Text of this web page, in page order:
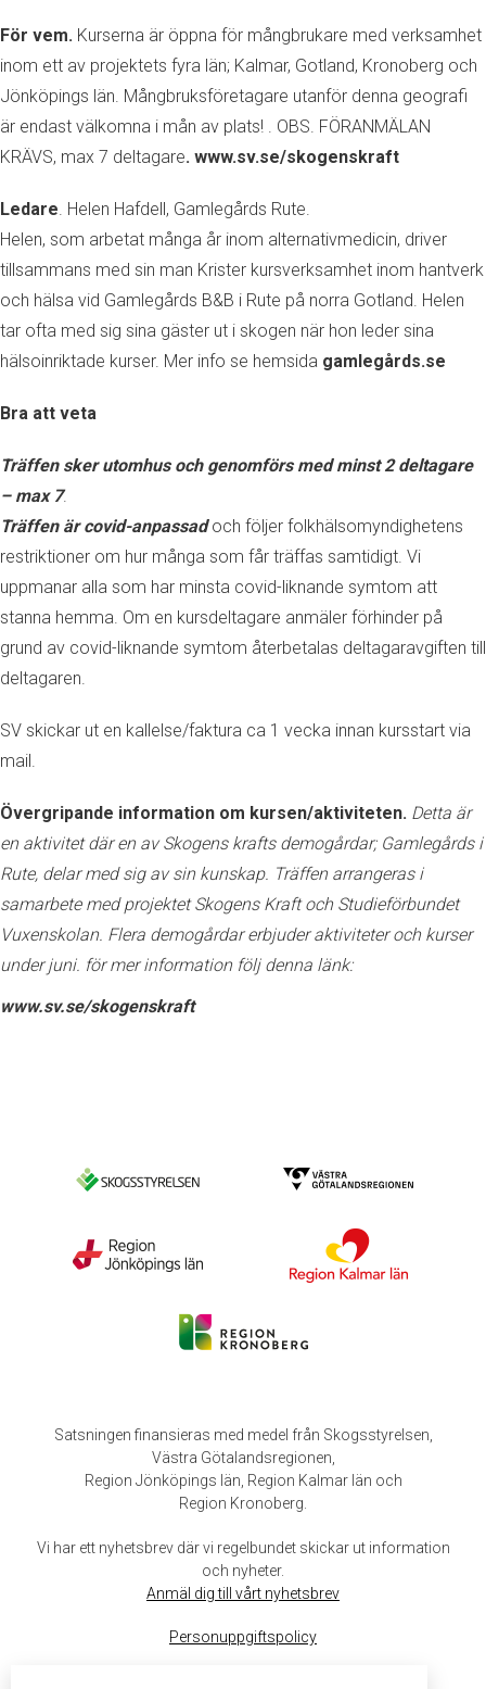
För vem. Kurserna är öppna för mångbrukare med verksamhet
inom ett av projektets fyra län; Kalmar, Gotland, Kronoberg och
Jönköpings län. Mångbruksföretagare utanför denna geografi
är endast välkomna i mån av plats! . OBS. FÖRANMÄLAN
KRÄVS, max 7 deltagare. www.sv.se/skogenskraft
Ledare. Helen Hafdell, Gamlegårds Rute.
Helen, som arbetat många år inom alternativmedicin, driver
tillsammans med sin man Krister kursverksamhet inom hantverk
och hälsa vid Gamlegårds B&B i Rute på norra Gotland. Helen
tar ofta med sig sina gäster ut i skogen när hon leder sina
hälsoinriktade kurser. Mer info se hemsida gamlegårds.se
Bra att veta
Träffen sker utomhus och genomförs med minst 2 deltagare
– max 7.
Träffen är covid-anpassadoch följer folkhälsomyndighetens
restriktioner om hur många som får träffas samtidigt. Vi
uppmanar alla som har minsta covid-liknande symtom att
stanna hemma. Om en kursdeltagare anmäler förhinder på
grund av covid-liknande symtom återbetalas deltagaravgiften till
deltagaren.
SV skickar ut en kallelse/faktura ca 1 vecka innan kursstart via
mail.
Övergripande information om kursen/aktiviteten. Detta är
en aktivitet där en av Skogens krafts demogårdar; Gamlegårds i
Rute, delar med sig av sin kunskap. Träffen arrangeras i
samarbete med projektet Skogens Kraft och Studieförbundet
Vuxenskolan. Flera demogårdar erbjuder aktiviteter och kurser
under juni. för mer information följ denna länk:
www.sv.se/skogenskraft
Satsningen finansieras med medel från Skogsstyrelsen,
Västra Götalandsregionen,
Region Jönköpings län, Region Kalmar län och
Region Kronoberg.
Vi har ett nyhetsbrev där vi regelbundet skickar ut information
och nyheter.
Anmäl dig till vårt nyhetsbrev
Personuppgiftspolicy